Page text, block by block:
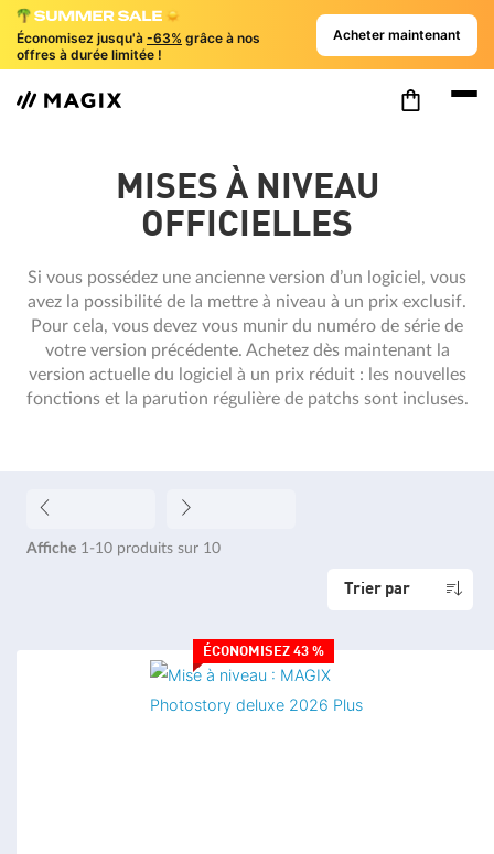
Économisez jusqu'à -63% grâce à nos
offres à durée limitée !
Acheter maintenant
MISES À NIVEAU
OFFICIELLES
Si vous possédez une ancienne version d’un logiciel, vous
avez la possibilité de la mettre à niveau à un prix exclusif.
Pour cela, vous devez vous munir du numéro de série de
votre version précédente. Achetez dès maintenant la
version actuelle du logiciel à un prix réduit : les nouvelles
fonctions et la parution régulière de patchs sont incluses.
Affiche 1-10 produits sur 10
Trier par
ÉCONOMISEZ 43 %